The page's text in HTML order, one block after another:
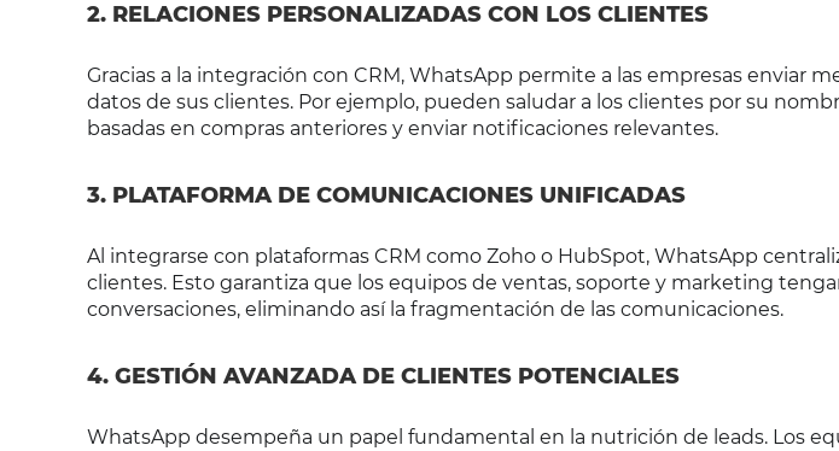
2. RELACIONES PERSONALIZADAS CON LOS CLIENTES
Gracias a la integración con CRM, WhatsApp permite a las empresas enviar
datos de sus clientes. Por ejemplo, pueden saludar a los clientes por su
basadas en compras anteriores y enviar notificaciones relevantes.
3. PLATAFORMA DE COMUNICACIONES UNIFICADAS
Al integrarse con plataformas CRM como Zoho o HubSpot, WhatsApp
clientes. Esto garantiza que los equipos de ventas, soporte y marketing
conversaciones, eliminando así la fragmentación de las comunicaciones.
4. GESTIÓN AVANZADA DE CLIENTES POTENCIALES
WhatsApp desempeña un papel fundamental en la nutrición de leads. Los